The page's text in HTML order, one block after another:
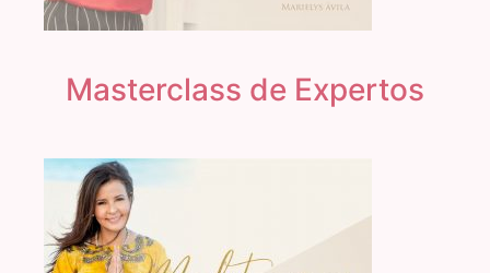
Masterclass de Expertos